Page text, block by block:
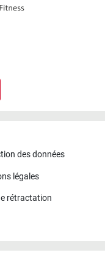
des données
légales
rétractation